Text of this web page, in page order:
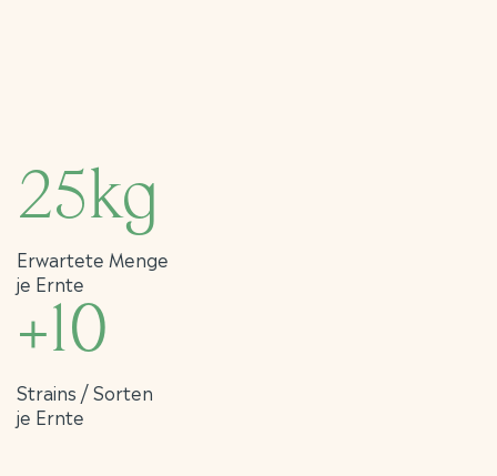
25kg
Erwartete Menge
je Ernte
+10
Strains / Sorten
je Ernte